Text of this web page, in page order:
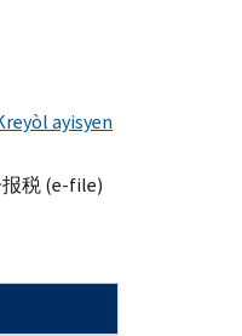
ayisyen
税 (e-file)